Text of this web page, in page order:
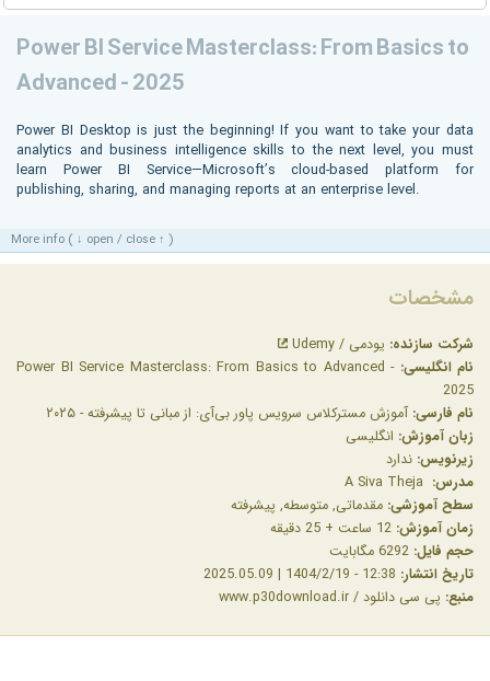
Power BI Service Masterclass: From Basics to
Advanced - 2025
Power BI Desktop is just the beginning! If you want to take your data
analytics and business intelligence skills to the next level, you must
learn Power BI Service—Microsoft’s cloud-based platform for
publishing, sharing, and managing reports at an enterprise level.
More info ( ↓ open / close ↑ )
مشخصات
شرکت سازنده: یودمی / Udemy
نام انگلیسی: Power BI Service Masterclass: From Basics to Advanced -
2025
نام فارسی: آموزش مسترکلاس سرویس پاور بی‌آی: از مبانی تا پیشرفته - ۲۰۲۵
زبان آموزش: انگلیسی
زیرنویس: ندارد
مدرس: A Siva Theja
سطح آموزشی: مقدماتی, متوسطه, پیشرفته
زمان آموزش:
حجم فایل:
تاریخ انتشار:
منبع: پی سی دانلود / www.p30download.ir